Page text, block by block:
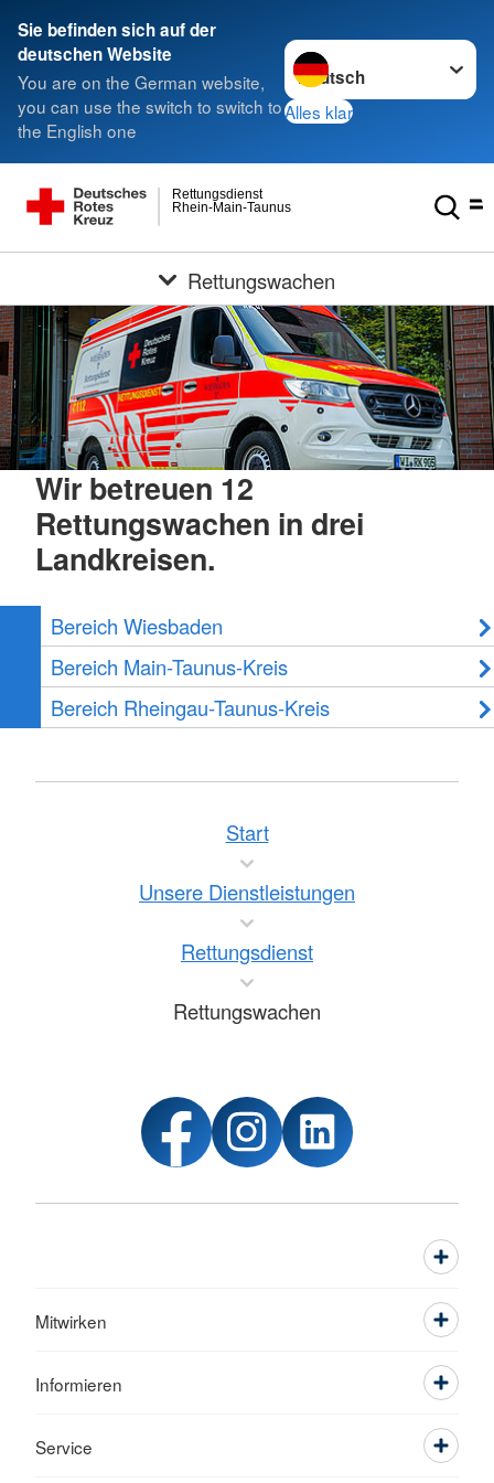
Sie befinden sich auf der
deutschen Website
You are on the German website,
you can use the switch to switch to
the English one
Sprache wechseln zu
Alles klar
Rhein-Main-Taunus
Rettungsdienst
Rettungswachen
Wir betreuen 12
Rettungswachen in drei
Landkreisen.
Bereich Wiesbaden
Bereich Main-Taunus-Kreis
Bereich Rheingau-Taunus-Kreis
Start
Unsere Dienstleistungen
Rettungsdienst
Rettungswachen
Mitwirken
Informieren
Service